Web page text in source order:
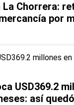
La Chorrera:
por
USD369.2
así